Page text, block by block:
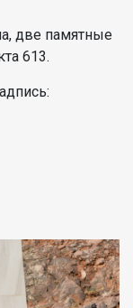
две памятные
613.